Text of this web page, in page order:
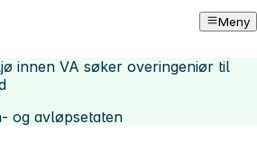
Meny
innen VA søker overingeniør til
og avløpsetaten